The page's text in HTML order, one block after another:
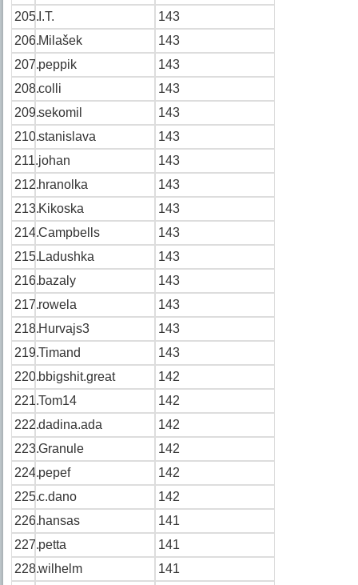
205. I.T.
143
206.Milašek
143
207.peppik
143
208.colli
143
209.sekomil
143
210.stanislava
143
211.johan
143
212.hranolka
143
213.Kikoska
143
214.Campbells
143
215.Ladushka
143
216.bazaly
143
217.rowela
143
218.Hurvajs3
143
219.Timand
143
220.bbigshit.great
142
221.Tom14
142
222.dadina.ada
142
223.Granule
142
224.pepef
142
225.c.dano
142
226.hansas
141
227.petta
141
228.wilhelm
141